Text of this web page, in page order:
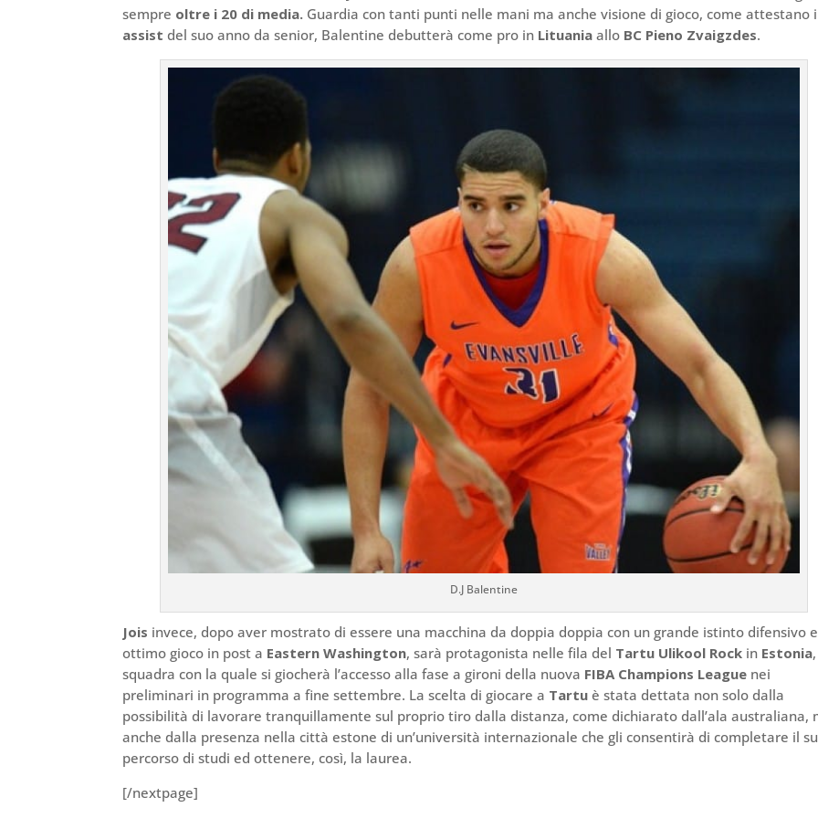
sempre oltre i 20 di media. Guardia con tanti punti nelle mani ma anche visione di gioco, come attestano i
assist del suo anno da senior, Balentine debutterà come pro in Lituania allo BC Pieno Zvaigzdes.
D.J Balentine
Jois invece, dopo aver mostrato di essere una macchina da doppia doppia con un grande istinto difensivo
ottimo gioco in post a Eastern Washington, sarà protagonista nelle fila del Tartu Ulikool Rock in Estonia,
squadra con la quale si giocherà l’accesso alla fase a gironi della nuova FIBA Champions League nei
preliminari in programma a fine settembre. La scelta di giocare a Tartu è stata dettata non solo dalla
possibilità di lavorare tranquillamente sul proprio tiro dalla distanza, come dichiarato dall’ala australiana,
anche dalla presenza nella città estone di un’università internazionale che gli consentirà di completare il
percorso di studi ed ottenere, così, la laurea.
[/nextpage]